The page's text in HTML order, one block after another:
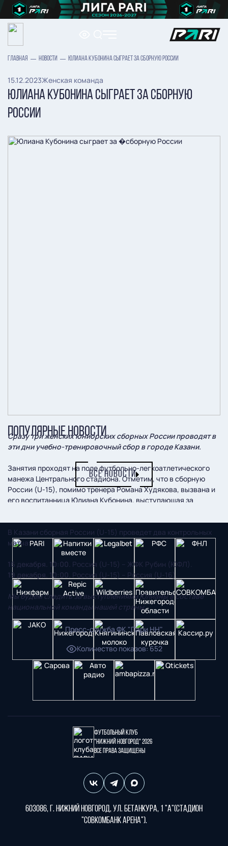
ГЛАВНАЯ НОВОСТИ ЮЛИАНА КУБОНИНА СЫГРАЕТ ЗА СБОРНУЮ РОССИИ
15.12.2023Женская команда
ЮЛИАНА КУБОНИНА СЫГРАЕТ ЗА СБОРНУЮ
РОССИИ
Сразу три женских юниорских сборных России проводят в
эти дни учебно-тренировочный сбор в городе Казани.
Занятия проходят на поле футбольно-легкоатлетического
манежа Центрального стадиона. Отметим, что в сборную
России (U-15), помимо тренера Романа Худякова, вызвана и
его воспитанница Юлиана Кубонина, выступающая за
В Казани сборная России (U-15) проведет два контрольных
матча:
16 декабря. 10:00. Россия (U-15) – ЖФК Рубин (ЮФЛ).
19 декабря. 10:00. Россия (U-15) – Россия (U-16).
Мы будем следить за выступлениями Юлианы в составе
национальной команды нашей страны.
Пресс-служба ФК "Пари НН"
Количество показов:652
ПОПУЛЯРНЫЕ НОВОСТИ
ВСЕ НОВОСТИ
Футбольный клуб
"Нижний Новгород" 2026
Все права защищены
603086, г. Нижний Новгород, ул. Бетанкура, 1 "А"(стадион
"СОВКОМБАНК АРЕНА").